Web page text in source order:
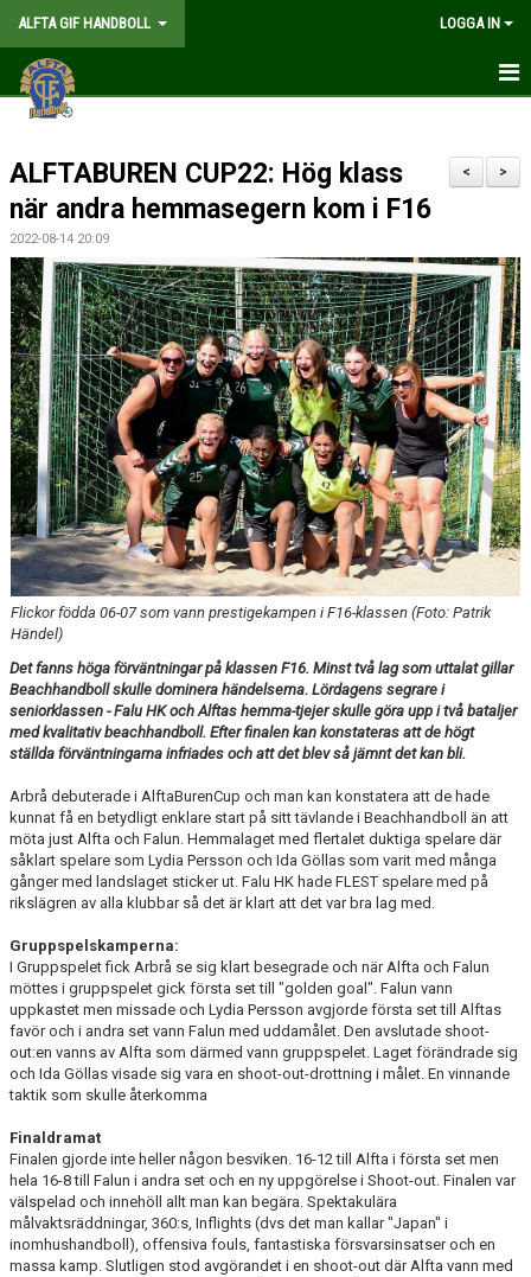
ALFTA GIF HANDBOLL LOGGA IN
HEM
FÖRENINGEN
MEDLEMSKAP
MATCHER
GÅ PÅ MATCH
KALENDER
TABELLER
WEBSHOP
HANDBOLL PLAY
>
<
ALFTABUREN CUP22: Hög klass
när andra hemmasegern kom i F16
2022-08-14 20:09
Flickor födda 06-07 som vann prestigekampen i F16-klassen (Foto: Patrik
Händel)
Det fanns höga förväntningar på klassen F16. Minst två lag som uttalat gillar
Beachhandboll skulle dominera händelserna. Lördagens segrare i
seniorklassen - Falu HK och Alftas hemma-tjejer skulle göra upp i två bataljer
med kvalitativ beachhandboll. Efter finalen kan konstateras att de högt
ställda förväntningarna infriades och att det blev så jämnt det kan bli.
Arbrå debuterade i AlftaBurenCup och man kan konstatera att de hade
kunnat få en betydligt enklare start på sitt tävlande i Beachhandboll än att
möta just Alfta och Falun. Hemmalaget med flertalet duktiga spelare där
såklart spelare som Lydia Persson och Ida Göllas som varit med många
gånger med landslaget sticker ut. Falu HK hade FLEST spelare med på
rikslägren av alla klubbar så det är klart att det var bra lag med.
Gruppspelskamperna:
I Gruppspelet fick Arbrå se sig klart besegrade och när Alfta och Falun
möttes i gruppspelet gick första set till "golden goal". Falun vann
uppkastet men missade och Lydia Persson avgjorde första set till Alftas
favör och i andra set vann Falun med uddamålet. Den avslutade shoot-
out:en vanns av Alfta som därmed vann gruppspelet. Laget förändrade sig
och Ida Göllas visade sig vara en shoot-out-drottning i målet. En vinnande
taktik som skulle återkomma
Finaldramat
Finalen gjorde inte heller någon besviken. 16-12 till Alfta i första set men
hela 16-8 till Falun i andra set och en ny uppgörelse i Shoot-out. Finalen var
välspelad och innehöll allt man kan begära. Spektakulära
målvaktsräddningar, 360:s, Inflights (dvs det man kallar "Japan" i
inomhushandboll), offensiva fouls, fantastiska försvarsinsatser och en
massa kamp. Slutligen stod avgörandet i en shoot-out där Alfta vann med